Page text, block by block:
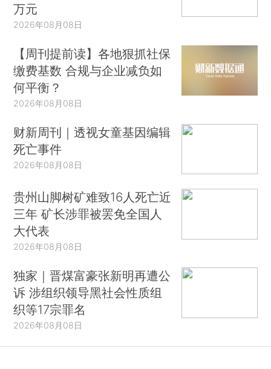
万元
2026年08月08日
【周刊提前读】各地狠抓社保
缴费基数 合规与企业减负如
何平衡？
2026年08月08日
财新周刊｜透视女童基因编辑
死亡事件
2026年08月08日
贵州山脚树矿难致16人死亡近
三年 矿长涉罪被罢免全国人
大代表
2026年08月08日
独家｜晋煤富豪张新明再遭公
诉 涉组织领导黑社会性质组
织等17宗罪名
2026年08月08日